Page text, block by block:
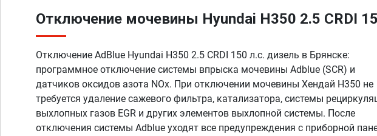
Отключение мочевины Hyundai H350 2.5 CRDI
Отключение AdBlue Hyundai H350 2.5 CRDI 150 л.с. дизель в Брянске:
программное отключение системы впрыска мочевины Adblue (SCR) и
датчиков оксидов азота NOx. При отключении мочевины Хендай Н350 не
требуется удаление сажевого фильтра, катализатора, системы
выхлопных газов EGR и других элементов выхлопной системы. После
отключения системы Adblue уходят все предупреждения с приборной